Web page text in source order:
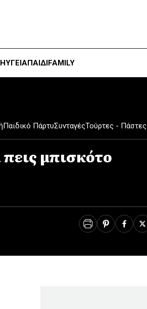
ΥΓΕΊΑΠΑΙΔΙFAMILY
Παιδικό ΠάρτυΣυνταγέςΤούρτες - Πάστες
μπισκότο